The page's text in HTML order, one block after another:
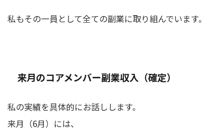
私もその一員として全ての副業に取り組んでいます。
来月のコアメンバー副業収入（確定）
私の実績を具体的にお話しします。
来月（6月）には、